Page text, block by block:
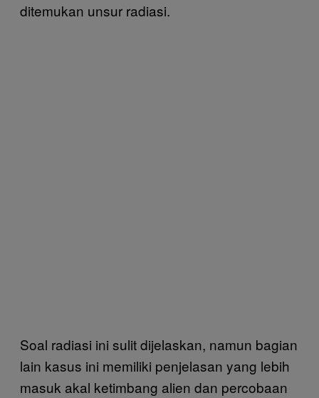
ditemukan unsur radiasi.
Soal radiasi ini sulit dijelaskan, namun bagian
lain kasus ini memiliki penjelasan yang lebih
masuk akal ketimbang alien dan percobaan